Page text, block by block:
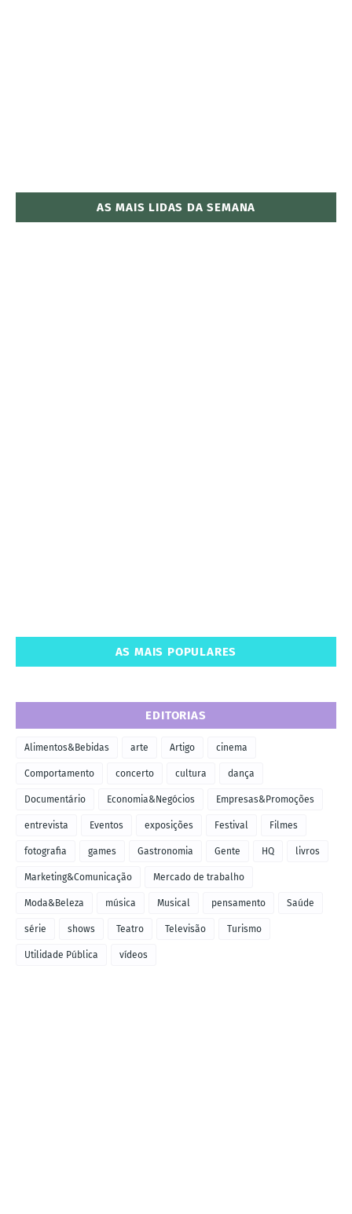
AS MAIS LIDAS DA SEMANA
AS MAIS POPULARES
EDITORIAS
Alimentos&Bebidas arte Artigo cinema
Comportamento concerto cultura dança
Documentário Economia&Negócios Empresas&Promoções
entrevista Eventos exposições Festival Filmes
fotografia games Gastronomia Gente HQ livros
Marketing&Comunicação Mercado de trabalho
Moda&Beleza música Musical pensamento Saúde
série shows Teatro Televisão Turismo
Utilidade Pública vídeos